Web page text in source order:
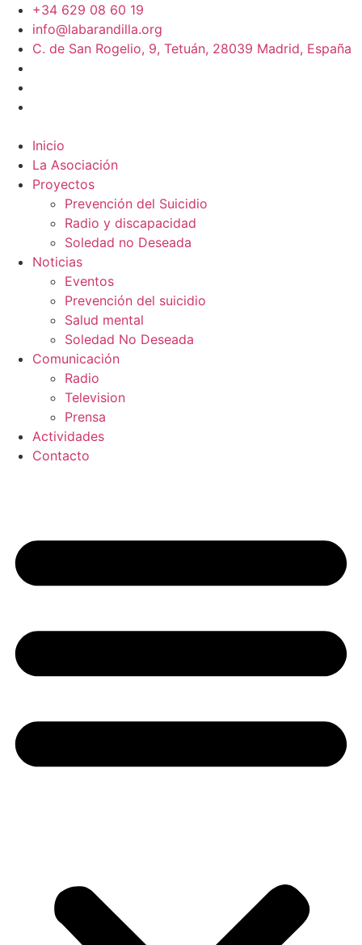
+34 629 08 60 19
info@labarandilla.org
C. de San Rogelio, 9, Tetuán, 28039 Madrid, España
Inicio
La Asociación
Proyectos
Prevención del Suicidio
Radio y discapacidad
Soledad no Deseada
Noticias
Eventos
Prevención del suicidio
Salud mental
Soledad No Deseada
Comunicación
Radio
Television
Prensa
Actividades
Contacto